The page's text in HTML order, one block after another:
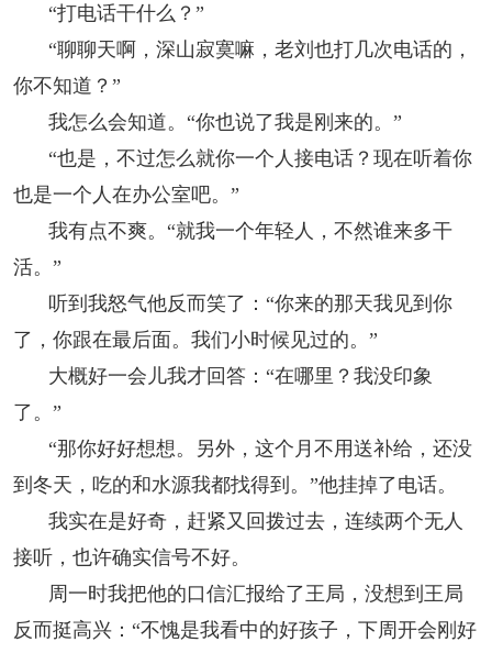
“打电话干什么？”
“聊聊天啊，深山寂寞嘛，老刘也打几次电话的，
你不知道？”
我怎么会知道。“你也说了我是刚来的。”
“也是，不过怎么就你一个人接电话？现在听着你
也是一个人在办公室吧。”
我有点不爽。“就我一个年轻人，不然谁来多干
活。”
听到我怒气他反而笑了：“你来的那天我见到你
了，你跟在最后面。我们小时候见过的。”
大概好一会儿我才回答：“在哪里？我没印象
了。”
“那你好好想想。另外，这个月不用送补给，还没
到冬天，吃的和水源我都找得到。”他挂掉了电话。
我实在是好奇，赶紧又回拨过去，连续两个无人
接听，也许确实信号不好。
周一时我把他的口信汇报给了王局，没想到王局
反而挺高兴：“不愧是我看中的好孩子，下周开会刚好